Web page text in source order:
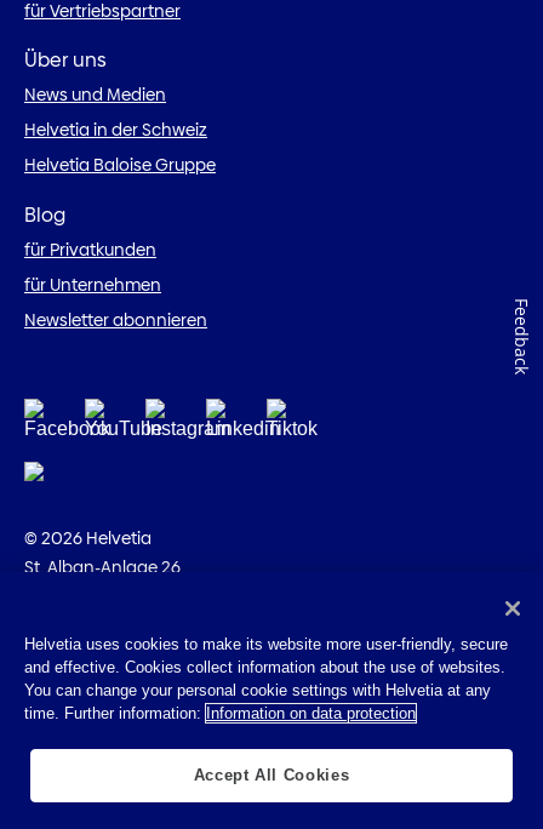
für Vertriebspartner
Über uns
News und Medien
Helvetia in der Schweiz
Helvetia Baloise Gruppe
Blog
für Privatkunden
für Unternehmen
Newsletter abonnieren
© 2026 Helvetia
St. Alban-Anlage 26
Impressum
Rechtliche Hinweise
Helvetia uses cookies to make its website more user-friendly, secure
and effective. Cookies collect information about the use of websites.
You can change your personal cookie settings with Helvetia at any
time. Further information: Information on data protection
Accept All Cookies
Feedback